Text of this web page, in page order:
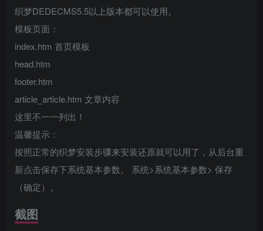
织梦DEDECMS5.5以上版本都可以使用。
模板页面：
index.htm 首页模板
head.htm
footer.htm
article_article.htm 文章内容
这里不一一列出！
温馨提示：
按照正常的织梦安装步骤来安装还原就可以用了，从后台重
新点击保存下系统基本参数。 系统>系统基本参数> 保存
（确定）。
截图